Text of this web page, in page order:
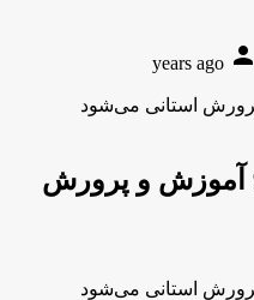
person
منهای ورزش/ بودجه 97 آموزش و پرورش